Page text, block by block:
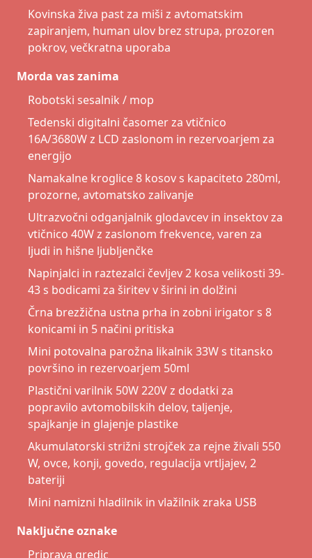
Kovinska živa past za miši z avtomatskim
zapiranjem, human ulov brez strupa, prozoren
pokrov, večkratna uporaba
Morda vas zanima
Robotski sesalnik / mop
Tedenski digitalni časomer za vtičnico
16A/3680W z LCD zaslonom in rezervoarjem za
energijo
Namakalne kroglice 8 kosov s kapaciteto 280ml,
prozorne, avtomatsko zalivanje
Ultrazvočni odganjalnik glodavcev in insektov za
vtičnico 40W z zaslonom frekvence, varen za
ljudi in hišne ljubljenčke
Napinjalci in raztezalci čevljev 2 kosa velikosti 39-
43 s bodicami za širitev v širini in dolžini
Črna brezžična ustna prha in zobni irigator s 8
konicami in 5 načini pritiska
Mini potovalna parožna likalnik 33W s titansko
površino in rezervoarjem 50ml
Plastični varilnik 50W 220V z dodatki za
popravilo avtomobilskih delov, taljenje,
spajkanje in glajenje plastike
Akumulatorski strižni strojček za rejne živali 550
W, ovce, konji, govedo, regulacija vrtljajev, 2
bateriji
Mini namizni hladilnik in vlažilnik zraka USB
Naključne oznake
Priprava gredic